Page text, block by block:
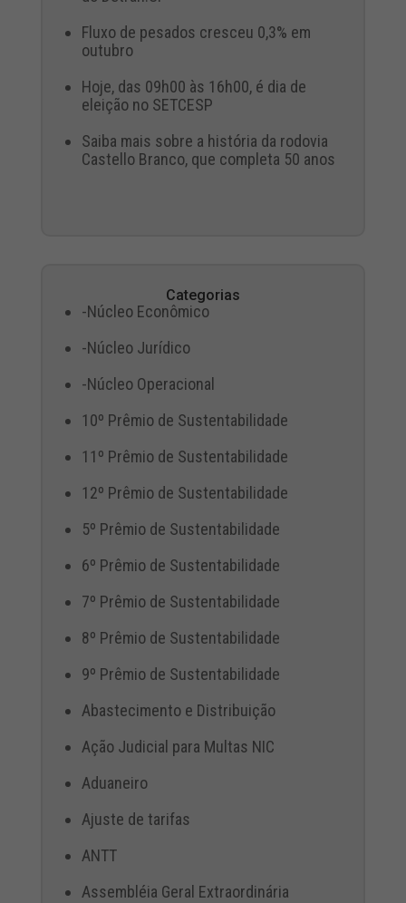
Fluxo de pesados cresceu 0,3% em
outubro
Hoje, das 09h00 às 16h00, é dia de
eleição no SETCESP
Saiba mais sobre a história da rodovia
Castello Branco, que completa 50 anos
Categorias
-Núcleo Econômico
-Núcleo Jurídico
-Núcleo Operacional
10º Prêmio de Sustentabilidade
11º Prêmio de Sustentabilidade
12º Prêmio de Sustentabilidade
5º Prêmio de Sustentabilidade
6º Prêmio de Sustentabilidade
7º Prêmio de Sustentabilidade
8º Prêmio de Sustentabilidade
9º Prêmio de Sustentabilidade
Abastecimento e Distribuição
Ação Judicial para Multas NIC
Aduaneiro
Ajuste de tarifas
ANTT
Assembléia Geral Extraordinária